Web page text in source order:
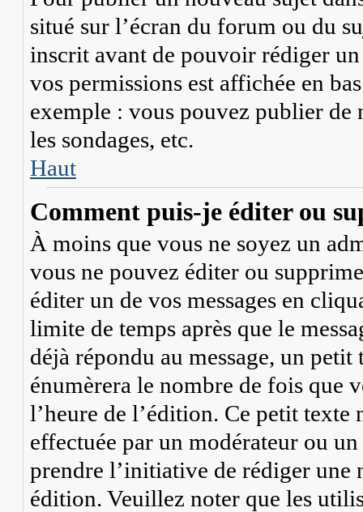
situé sur l’écran du forum ou du
inscrit avant de pouvoir rédiger
vos permissions est affichée en
exemple : vous pouvez publier de
les sondages, etc.
Haut
Comment puis-je éditer ou
À moins que vous ne soyez un
vous ne pouvez éditer ou
éditer un de vos messages en
limite de temps après que le
déjà répondu au message, un petit
énumèrera le nombre de fois que
l’heure de l’édition. Ce petit texte
effectuée par un modérateur ou
prendre l’initiative de rédiger une
édition. Veuillez noter que les